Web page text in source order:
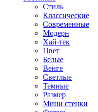
Стиль
Классические
Современные
Модерн
Хай-тек
Цвет
Белые
Венге
Светлые
Темные
Размер
Мини стенки